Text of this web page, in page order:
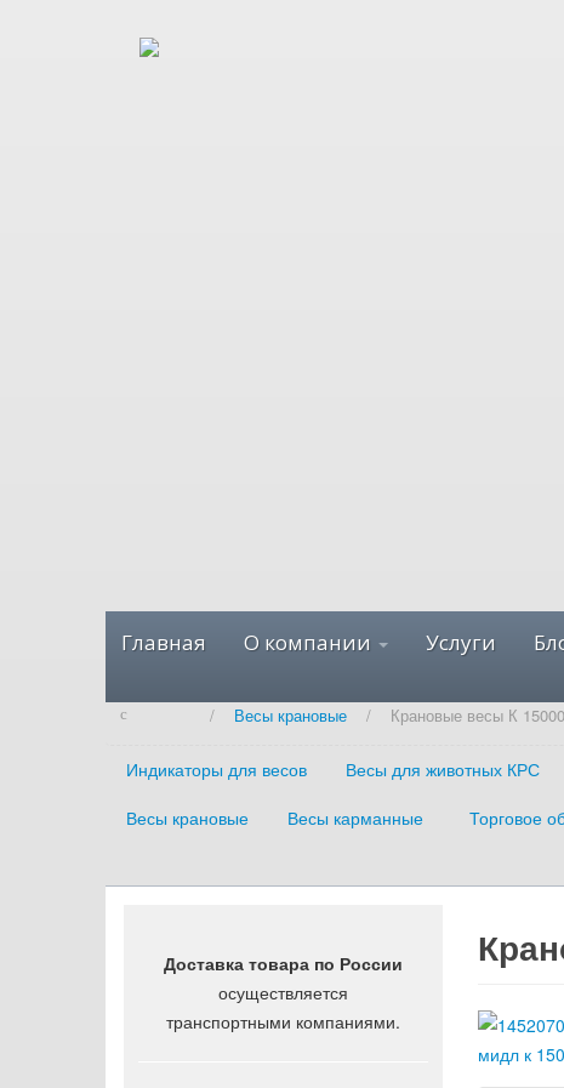
Главная О компании Услуги
/ Весы крановые / Крановые весы К
Индикаторы для весов Весы для животных КРС
Весы крановые Весы карманные Торговое
Доставка товара по России
осуществляется
транспортными компаниями.